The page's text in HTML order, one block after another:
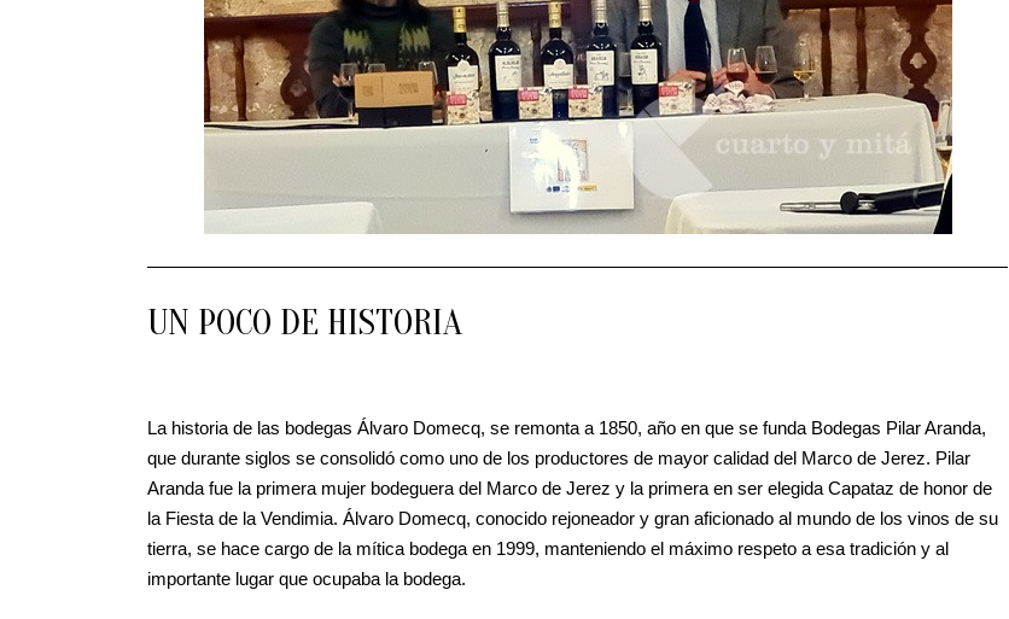
UN POCO DE HISTORIA
La historia de las bodegas Álvaro Domecq, se remonta a 1850, año en que se funda Bodegas Pilar Aranda,
que durante siglos se consolidó como uno de los productores de mayor calidad del Marco de Jerez. Pilar
Aranda fue la primera mujer bodeguera del Marco de Jerez y la primera en ser elegida Capataz de honor de
la Fiesta de la Vendimia. Álvaro Domecq, conocido rejoneador y gran aficionado al mundo de los vinos de su
tierra, se hace cargo de la mítica bodega en 1999, manteniendo el máximo respeto a esa tradición y al
importante lugar que ocupaba la bodega.